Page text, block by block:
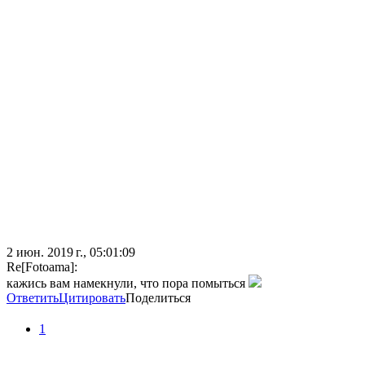
2 июн. 2019 г., 05:01:09
Re[Fotoama]:
кажись вам намекнули, что пора помыться
ОтветитьЦитироватьПоделиться
1